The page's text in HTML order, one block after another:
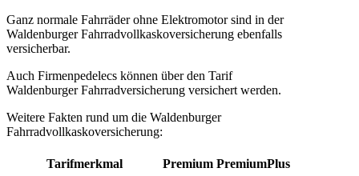
Ganz normale Fahrräder ohne Elektromotor sind in der
Waldenburger Fahrradvollkaskoversicherung ebenfalls
versicherbar.
Auch Firmenpedelecs können über den Tarif
Waldenburger Fahrradversicherung versichert werden.
Weitere Fakten rund um die Waldenburger
Fahrradvollkaskoversicherung:
Tarifmerkmal Premium PremiumPlus